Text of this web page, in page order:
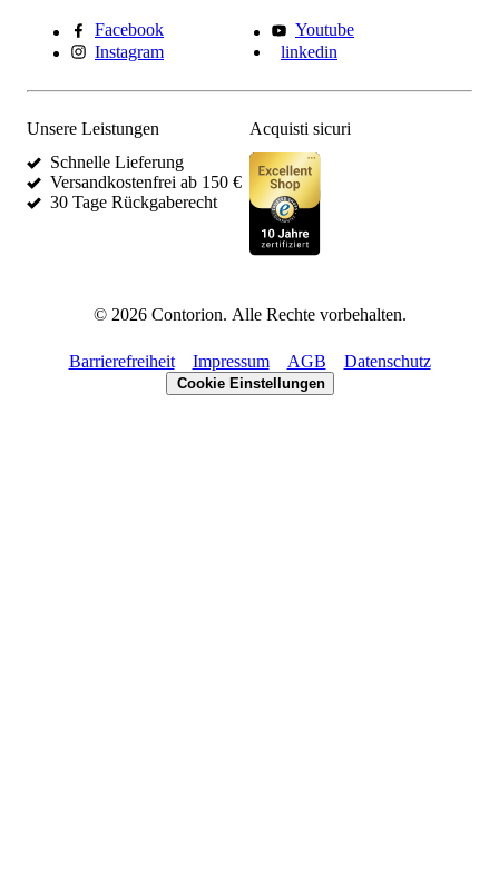
Facebook
Youtube
Instagram
linkedin
Unsere Leistungen
Schnelle Lieferung
Versandkostenfrei ab 150 €
30 Tage Rückgaberecht
Acquisti sicuri
© 2026Contorion. Alle Rechte vorbehalten.
Barrierefreiheit Impressum AGB Datenschutz
Cookie Einstellungen